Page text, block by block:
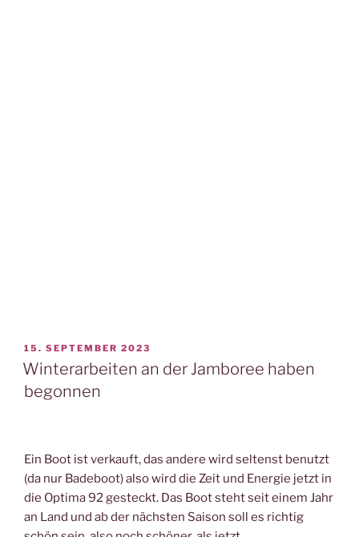
VERÖFFENTLICHT
AM
15. SEPTEMBER 2023
Winterarbeiten an der Jamboree haben
begonnen
Ein Boot ist verkauft, das andere wird seltenst benutzt
(da nur Badeboot) also wird die Zeit und Energie jetzt in
die Optima 92 gesteckt. Das Boot steht seit einem Jahr
an Land und ab der nächsten Saison soll es richtig